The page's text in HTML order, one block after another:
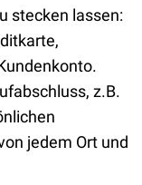
stecken lassen:
z.B.
jedem Ort und